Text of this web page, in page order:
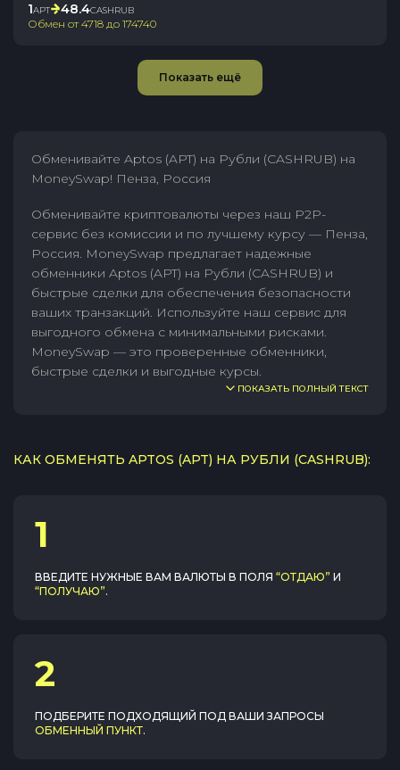
1APT 48.4CASHRUB
Обмен от4718 до 174740
Показать ещё
Обменивайте Aptos (APT) на Рубли (CASHRUB) на
MoneySwap! Пенза, Россия
Обменивайте криптовалюты через наш P2P-
сервис без комиссии и по лучшему курсу — Пенза,
Россия. MoneySwap предлагает надежные
обменники Aptos (APT) на Рубли (CASHRUB) и
быстрые сделки для обеспечения безопасности
ваших транзакций. Используйте наш сервис для
выгодного обмена с минимальными рисками.
MoneySwap — это проверенные обменники,
быстрые сделки и выгодные курсы.
ПОКАЗАТЬ ПОЛНЫЙ ТЕКСТ
КАК ОБМЕНЯТЬ APTOS (APT) НА РУБЛИ (CASHRUB):
1
ВВЕДИТЕ НУЖНЫЕ ВАМ ВАЛЮТЫ В ПОЛЯ “ОТДАЮ” И
“ПОЛУЧАЮ”.
2
ПОДБЕРИТЕ ПОДХОДЯЩИЙ ПОД ВАШИ ЗАПРОСЫ
ОБМЕННЫЙ ПУНКТ.